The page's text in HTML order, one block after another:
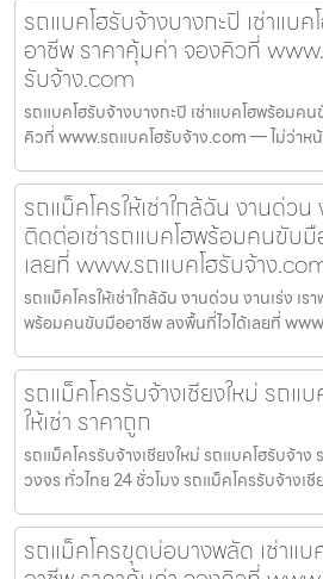
รถแบคโฮรับจ้างบางกะปิ เช่าแบ
อาชีพ ราคาคุ้มค่า จองคิวที่
รับจ้าง.com
รถแบคโฮรับจ้างบางกะปิ เช่าแบคโฮพร้อมค
คิวที่ www.รถแบคโฮรับจ้าง.com — ไม่ว่าห
รถแม็คโครให้เช่าใกล้ฉัน งานด่วน
ติดต่อเช่ารถแบคโฮพร้อมคนขับมื
เลยที่ www.รถแบคโฮรับจ้าง
รถแม็คโครให้เช่าใกล้ฉัน งานด่วน งานเร่ง เ
พร้อมคนขับมืออาชีพ ลงพื้นที่ไวได้เลยที่
รถแม็คโครรับจ้างเชียงใหม่ รถแ
ให้เช่า ราคาถูก
รถแม็คโครรับจ้างเชียงใหม่ รถแบคโฮรับจ้าง
วงจร ทั่วไทย 24 ชั่วโมง รถแม็คโครรับจ้างเ
รถแม็คโครขุดบ่อบางพลัด เช่าแ